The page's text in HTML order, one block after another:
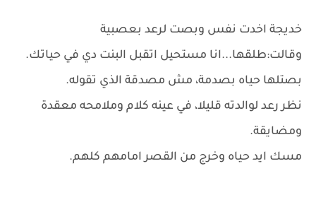
خديجة اخدت نفس وبصت لرعد بعصبية
وقالت:طلقها...انا مستحيل اتقبل البنت دي في حياتك.
بصتلها حياه بصدمة، مش مصدقة الذي تقوله.
نظر رعد لوالدته قليلا، في عينه كلام وملامحه معقدة
ومضايقة.
مسك ايد حياه وخرج من القصر امامهم كلهم.